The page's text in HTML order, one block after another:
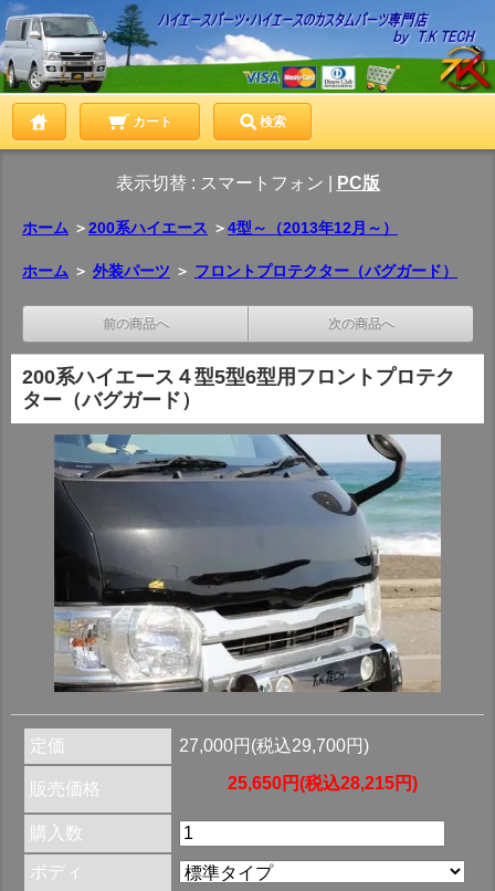
カート 検索
表示切替 : スマートフォン PC版
ホーム ＞200系ハイエース ＞4型～（2013年12月～）
ホーム ＞ 外装パーツ ＞ フロントプロテクター（バグガード）
前の商品へ 次の商品へ
200系ハイエース４型5型6型用フロントプロテク
ター（バグガード）
定価 27,000円(税込29,700円)
販売価格 25,650円(税込28,215円)
購入数
ボディ